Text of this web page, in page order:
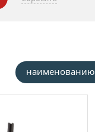
наименованию